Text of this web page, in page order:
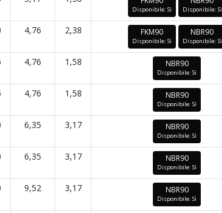
Disponibile: Sì Disponibile: Sì
4,76 2,38 FKM90
Disponibile: Sì
NBR90
Disponibile: Sì
4,76 1,58 NBR90
Disponibile: Sì
4,76 1,58 NBR90
Disponibile: Sì
6,35 3,17 NBR90
Disponibile: Sì
6,35 3,17 NBR90
Disponibile: Sì
9,52 3,17 NBR90
Disponibile: Sì